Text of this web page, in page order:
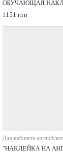
ОБУЧАЮЩАЯ
1151 грн
Для кабинета
"НАКЛЕЙКА НА